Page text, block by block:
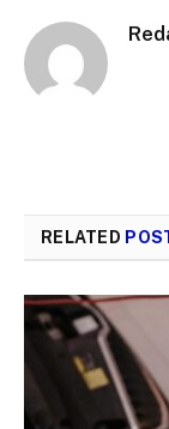
RELATED